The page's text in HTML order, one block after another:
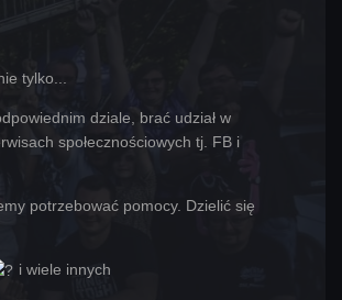
tylko...
dziale, brać udział w
społecznościowych tj. FB i
potrzebować pomocy. Dzielić się
i wiele innych